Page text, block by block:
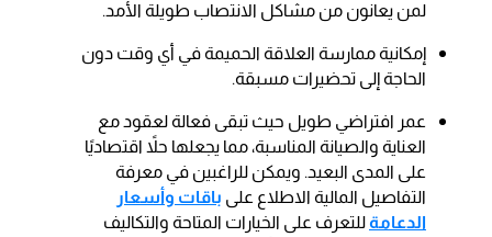
لمن يعانون من مشاكل الانتصاب طويلة الأمد.
إمكانية ممارسة العلاقة الحميمة في أي وقت دون
الحاجة إلى تحضيرات مسبقة.
عمر افتراضي طويل حيث تبقى فعالة لعقود مع
العناية والصيانة المناسبة، مما يجعلها حلاً اقتصاديًا
على المدى البعيد. ويمكن للراغبين في معرفة
التفاصيل المالية الاطلاع على باقات وأسعار
الدعامةللتعرف على الخيارات المتاحة والتكاليف